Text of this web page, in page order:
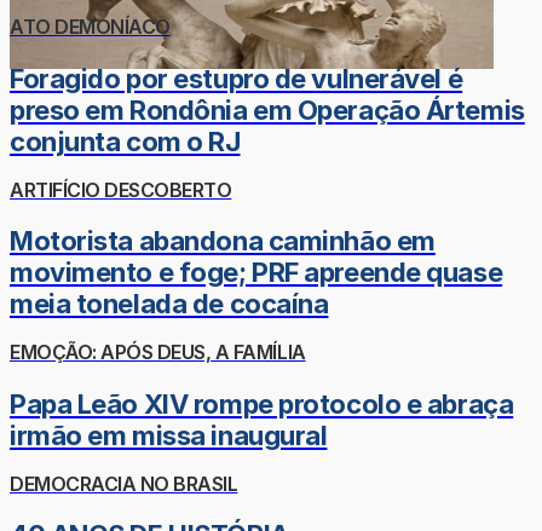
ATO DEMONÍACO
Foragido por estupro de vulnerável é
preso em Rondônia em Operação Ártemis
conjunta com o RJ
ARTIFÍCIO DESCOBERTO
Motorista abandona caminhão em
movimento e foge; PRF apreende quase
meia tonelada de cocaína
EMOÇÃO: APÓS DEUS, A FAMÍLIA
Papa Leão XIV rompe protocolo e abraça
irmão em missa inaugural
DEMOCRACIA NO BRASIL